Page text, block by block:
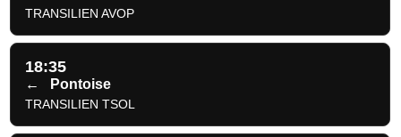
TRANSILIEN AVOP
18:35
← Pontoise
TRANSILIEN TSOL